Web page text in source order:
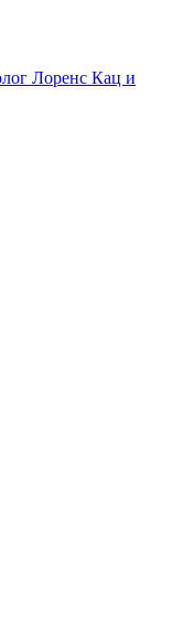
Лоренс Кац и